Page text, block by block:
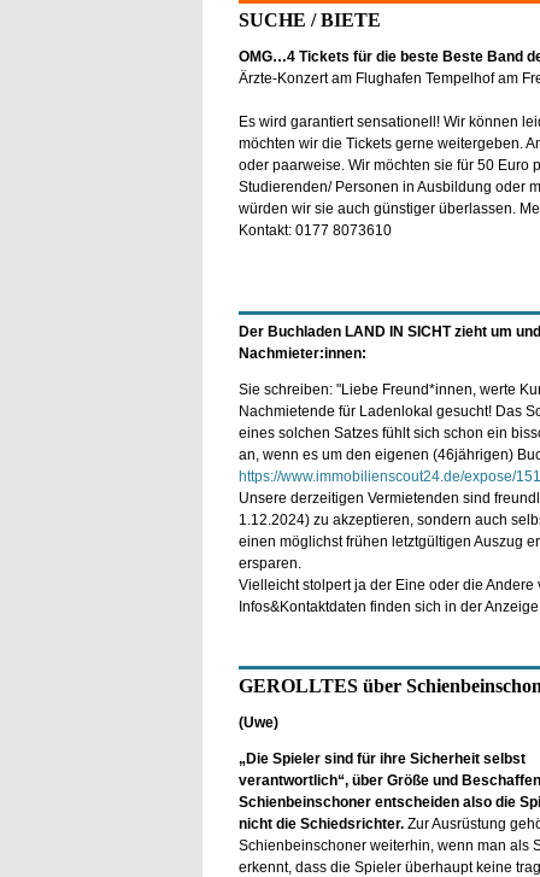
SUCHE / BIETE
OMG…4 Tickets für die beste Beste Band
Ärzte-Konzert am Flughafen Tempelhof am
Es wird garantiert sensationell! Wir können
möchten wir die Tickets gerne weitergeben.
oder paarweise. Wir möchten sie für 50 Euro
Studierenden/ Personen in Ausbildung oder
würden wir sie auch günstiger überlassen.
Kontakt: 0177 8073610
Der Buchladen LAND IN SICHT zieht um
Nachmieter:innen:
Sie schreiben: "Liebe Freund*innen, werte
Nachmietende für Ladenlokal gesucht! Das
eines solchen Satzes fühlt sich schon ein
an, wenn es um den eigenen (46jährigen)
https://www.immobilienscout24.de/expose/
Unsere derzeitigen Vermietenden sind
1.12.2024) zu akzeptieren, sondern auch
einen möglichst frühen letztgültigen Auszug
ersparen.
Vielleicht stolpert ja der Eine oder die
Infos&Kontaktdaten finden sich in der
GEROLLTES über
(Uwe)
„Die Spieler sind für ihre Sicherheit selbst
verantwortlich“, über Größe und
Schienbeinschoner entscheiden also die
nicht die Schiedsrichter. Zur Ausrüstung
Schienbeinschoner weiterhin, wenn man als
erkennt, dass die Spieler überhaupt keine